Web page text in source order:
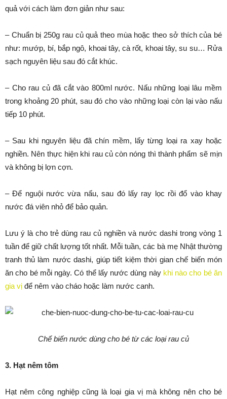
quả với cách làm đơn giản như sau:
– Chuẩn bị 250g rau củ quả theo mùa hoặc theo sở thích của bé
như: mướp, bí, bắp ngô, khoai tây, cà rốt, khoai tây, su su… Rửa
sạch nguyên liệu sau đó cắt khúc.
– Cho rau củ đã cắt vào 800ml nước. Nấu những loại lâu mềm
trong khoảng 20 phút, sau đó cho vào những loại còn lại vào nấu
tiếp 10 phút.
– Sau khi nguyên liệu đã chín mềm, lấy từng loại ra xay hoặc
nghiền. Nên thực hiện khi rau củ còn nóng thì thành phẩm sẽ mịn
và không bị lợn cợn.
– Để nguội nước vừa nấu, sau đó lấy ray lọc rồi đổ vào khay
nước đá viên nhỏ để bảo quản.
Lưu ý là cho trẻ dùng rau củ nghiền và nước dashi trong vòng 1
tuần để giữ chất lượng tốt nhất. Mỗi tuần, các bà mẹ Nhật thường
tranh thủ làm nước dashi, giúp tiết kiệm thời gian chế biến món
ăn cho bé mỗi ngày. Có thể lấy nước dùng này khi nào cho bé ăn
gia vị để nêm vào cháo hoặc làm nước canh.
Chế biến nước dùng cho bé từ các loại rau củ
3. Hạt nêm tôm
Hạt nêm công nghiệp cũng là loại gia vị mà không nên cho bé